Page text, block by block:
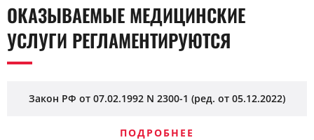
ОКАЗЫВАЕМЫЕ МЕДИЦИНСКИЕ
УСЛУГИ РЕГЛАМЕНТИРУЮТСЯ
Закон РФ от 07.02.1992 N 2300-1 (ред. от 05.12.2022)
ПОДРОБНЕЕ